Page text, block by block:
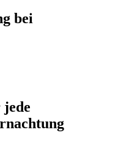
bei